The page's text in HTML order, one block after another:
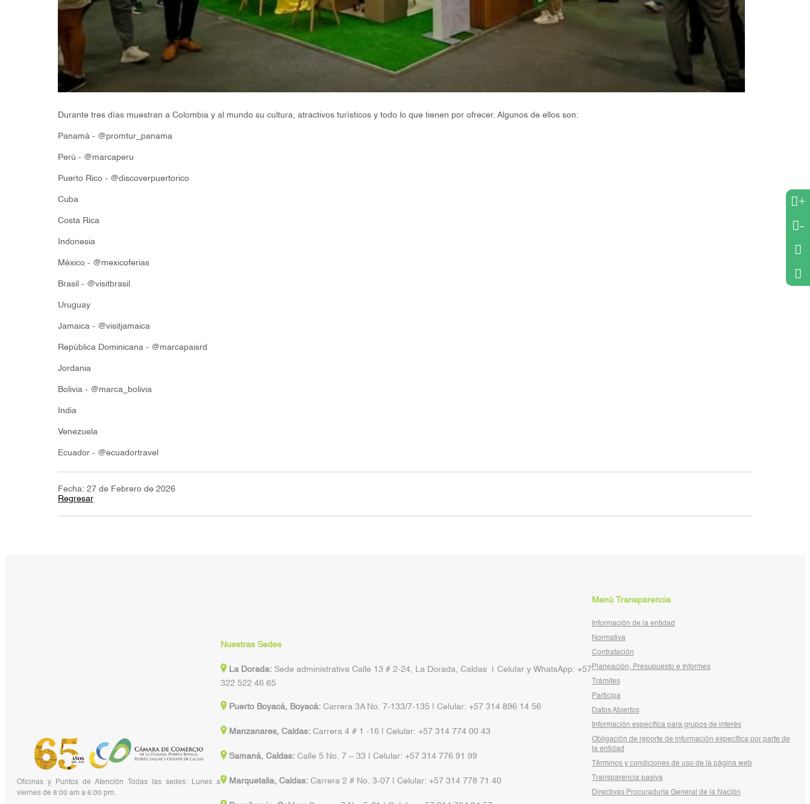
Durante tres días muestran a Colombia y al mundo su cultura, atractivos turísticos y todo lo que tienen por ofrecer. Algunos de ellos son:
Panamá - @promtur_panama
Perú - @marcaperu
Puerto Rico - @discoverpuertorico
Cuba
Costa Rica
Indonesia
México - @mexicoferias
Brasil - @visitbrasil
Uruguay
Jamaica - @visitjamaica
República Dominicana - @marcapaisrd
Jordania
Bolivia - @marca_bolivia
India
Venezuela
Ecuador - @ecuadortravel
Fecha: 27 de Febrero de 2026
Regresar
+
-
Oficinas y Puntos de Atención Todas las sedes: Lunes a
viernes de 8:00 am a 6:00 pm.
Nuestras Sedes
La Dorada:Sede administrativa Calle 13 # 2-24, La Dorada, Caldas | Celular y WhatsApp: +57
322 522 46 65
Puerto Boyacá, Boyacá:Carrera 3A No. 7-133/7-135 | Celular: +57 314 896 14 56
Manzanares, Caldas:Carrera 4 # 1 -16 | Celular: +57 314 774 00 43
Samaná, Caldas: Calle 5 No. 7 – 33 | Celular: +57 314 776 91 99
Marquetalia, Caldas:Carrera 2 # No. 3-07 | Celular: +57 314 778 71 40
Menú Transparencia
Información de la entidad
Normativa
Contratación
Planeación, Presupuesto e Informes
Trámites
Participa
Datos Abiertos
Información específica para grupos de interés
Obligación de reporte de información específica por parte de
la entidad
Términos y condiciones de uso de la página web
Transparencia pasiva
Directivas Procuraduría General de la Nación